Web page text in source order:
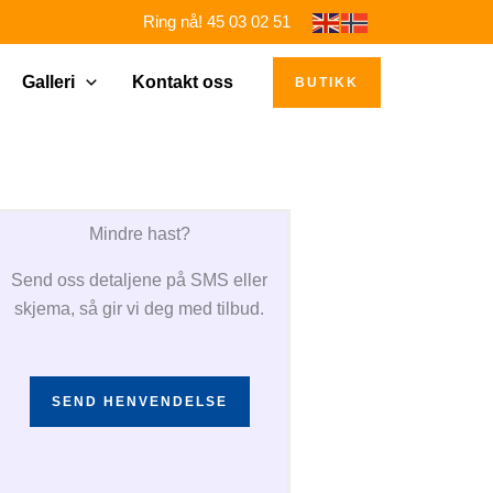
Ring nå! 45 03 02 51
Galleri Kontakt oss BUTIKK
Mindre hast?
Send oss detaljene på SMS eller
skjema, så gir vi deg med tilbud.
SEND HENVENDELSE